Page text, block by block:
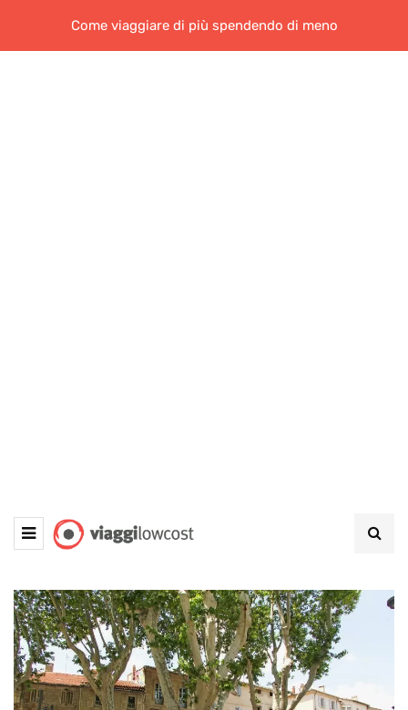
Come viaggiare di più spendendo di meno